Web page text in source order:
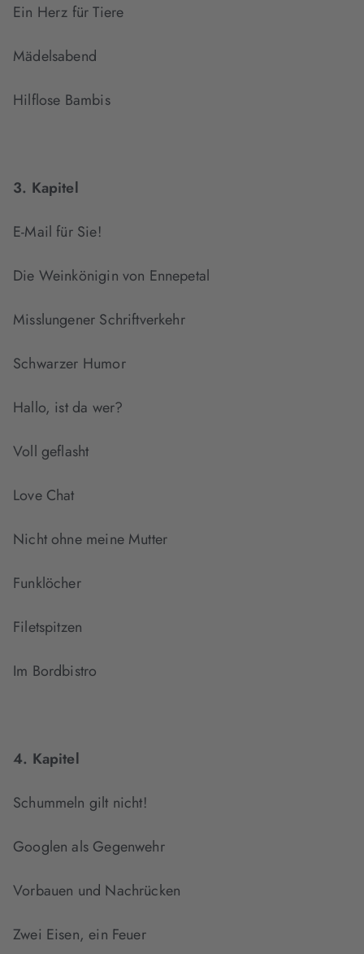
Ein Herz für Tiere
Mädelsabend
Hilflose Bambis
3. Kapitel
E-Mail für Sie!
Die Weinkönigin von Ennepetal
Misslungener Schriftverkehr
Schwarzer Humor
Hallo, ist da wer?
Voll geflasht
Love Chat
Nicht ohne meine Mutter
Funklöcher
Filetspitzen
Im Bordbistro
4. Kapitel
Schummeln gilt nicht!
Googlen als Gegenwehr
Vorbauen und Nachrücken
Zwei Eisen, ein Feuer